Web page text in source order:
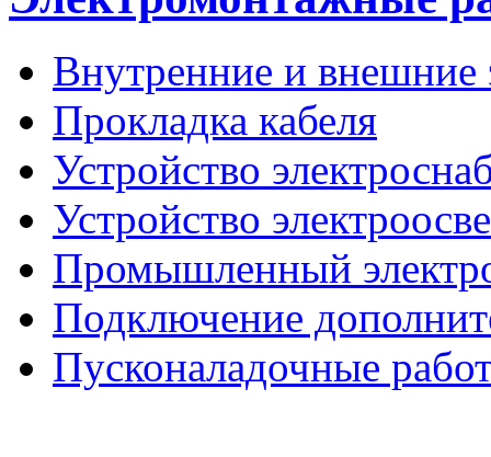
Внутренние и внешние
Прокладка кабеля
Устройство
Устройство
Промышленный
Подключение
Пусконаладочные